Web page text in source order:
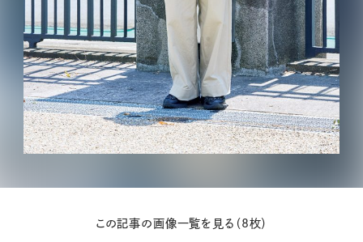
この記事の画像一覧を見る（8枚）